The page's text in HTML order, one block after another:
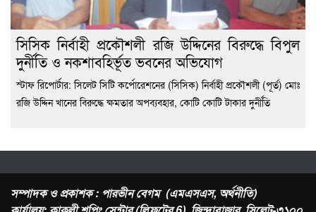
সিসিক নির্বাহী প্রকৌশলী রজি উদ্দিনের বিরুদ্ধে বিপুল
দুর্নীতি ও নকশাবহির্ভূত ভবনের অভিযোগ
স্টাফ রিপোর্টার: সিলেট সিটি কর্পোরেশনের (সিসিক) নির্বাহী প্রকৌশলী (পূর্ত) মোঃ
রজি উদ্দিন খানের বিরুদ্ধে ক্ষমতার অপব্যবহার, কোটি কোটি টাকার দুর্নীতি
সম্পাদক ও প্রকাশক : পারভীন বেগম (এমএসএস, অর্থনীতি)